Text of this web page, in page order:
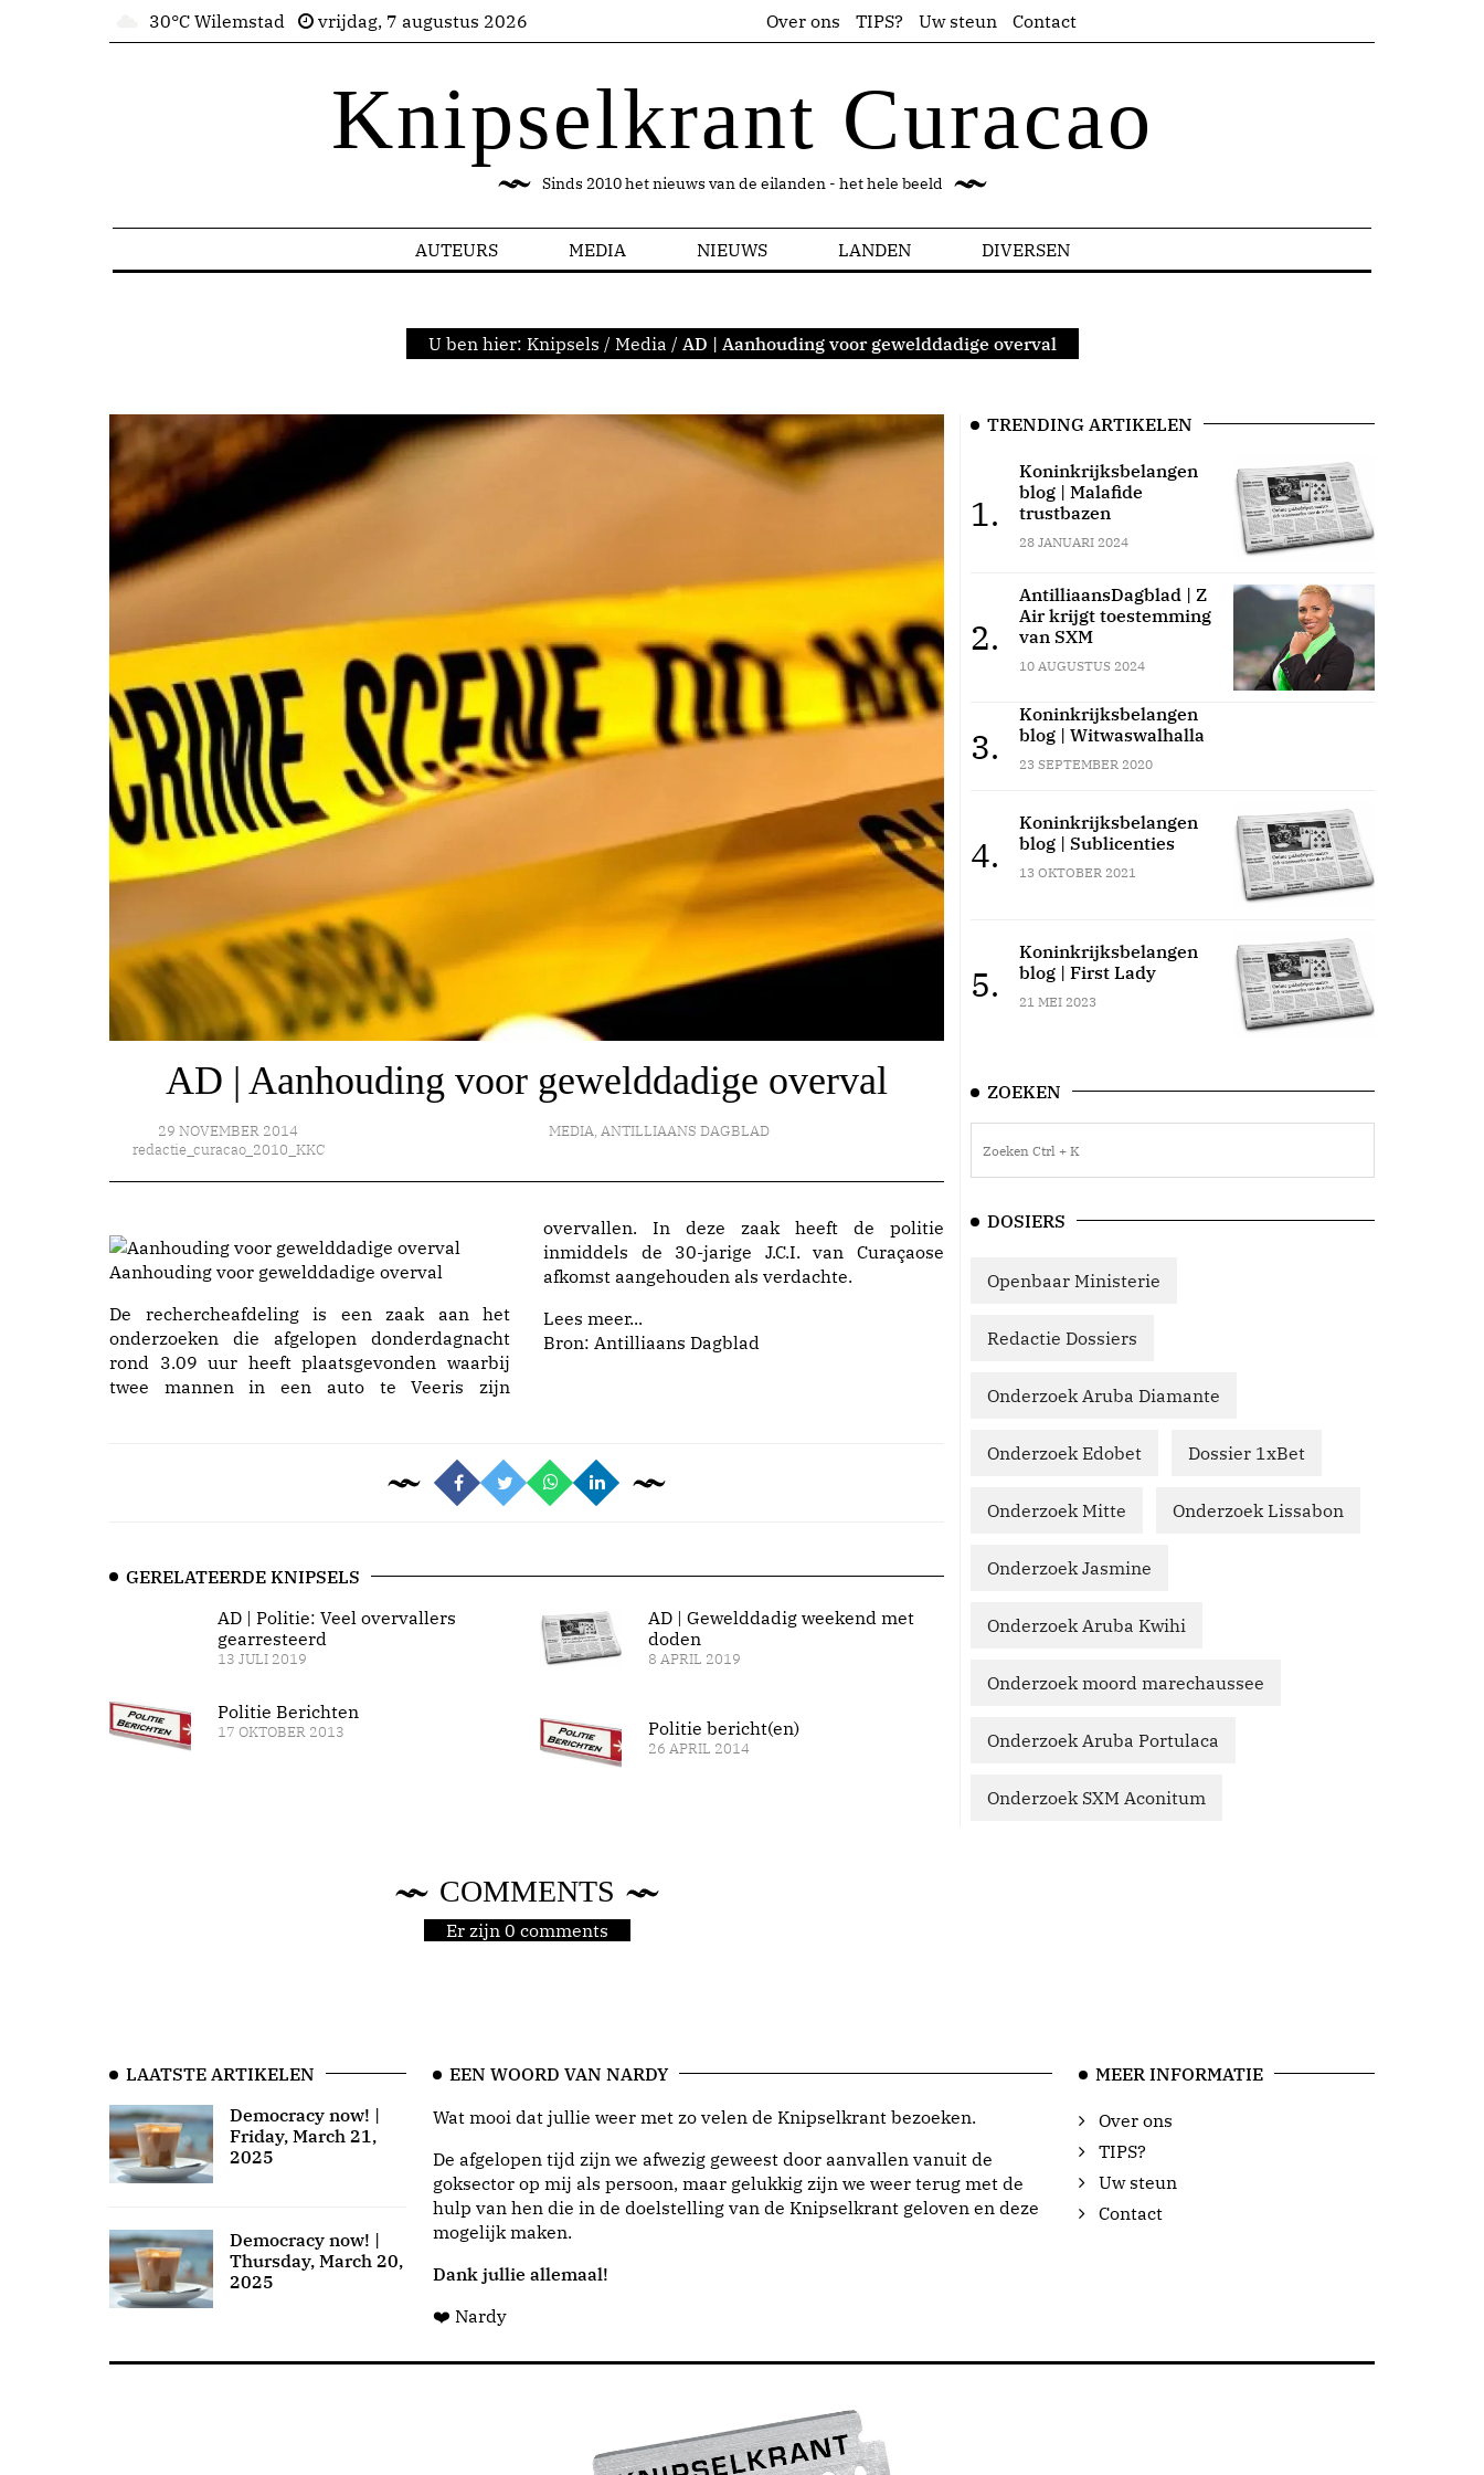
30°C Wilemstad vrijdag, 7 augustus 2026 Over ons TIPS? Uw steun Contact
Knipselkrant Curacao
Sinds 2010 het nieuws van de eilanden - het hele beeld
AUTEURS MEDIA NIEUWS LANDEN DIVERSEN
U ben hier: Knipsels / Media / AD | Aanhouding voor gewelddadige overval
AD | Aanhouding voor gewelddadige overval
29 NOVEMBER 2014
redactie_curacao_2010_KKC
MEDIA, ANTILLIAANS DAGBLAD
Aanhouding voor gewelddadige overval
De rechercheafdeling is een zaak aan het
onderzoeken die afgelopen donderdagnacht
rond 3.09 uur heeft plaatsgevonden waarbij
twee mannen in een auto te Veeris zijn
overvallen. In deze zaak heeft de politie
inmiddels de 30-jarige J.C.I. van Curaçaose
afkomst aangehouden als verdachte.
Lees meer...
Bron: Antilliaans Dagblad
GERELATEERDE KNIPSELS
AD | Politie: Veel overvallers
gearresteerd
13 JULI 2019
Politie Berichten
17 OKTOBER 2013
AD | Gewelddadig weekend met
doden
8 APRIL 2019
Politie bericht(en)
26 APRIL 2014
COMMENTS
Er zijn 0 comments
TRENDING ARTIKELEN
1.
Koninkrijksbelangen
blog | Malafide
trustbazen
28 JANUARI 2024
2.
AntilliaansDagblad | Z
Air krijgt toestemming
van SXM
10 AUGUSTUS 2024
3.
Koninkrijksbelangen
blog | Witwaswalhalla
23 SEPTEMBER 2020
4.
Koninkrijksbelangen
blog | Sublicenties
13 OKTOBER 2021
5.
Koninkrijksbelangen
blog | First Lady
21 MEI 2023
ZOEKEN
DOSIERS
Openbaar Ministerie
Redactie Dossiers
Onderzoek Aruba Diamante
Onderzoek Edobet Dossier 1xBet
Onderzoek Mitte Onderzoek Lissabon
Onderzoek Jasmine
Onderzoek Aruba Kwihi
Onderzoek moord marechaussee
Onderzoek Aruba Portulaca
Onderzoek SXM Aconitum
LAATSTE ARTIKELEN
Democracy now! |
Friday, March 21,
2025
Democracy now! |
Thursday, March 20,
2025
EEN WOORD VAN NARDY
Wat mooi dat jullie weer met zo velen de Knipselkrant bezoeken.
De afgelopen tijd zijn we afwezig geweest door aanvallen vanuit de
goksector op mij als persoon, maar gelukkig zijn we weer terug met de
hulp van hen die in de doelstelling van de Knipselkrant geloven en deze
mogelijk maken.
Dank jullie allemaal!
❤️ Nardy
MEER INFORMATIE
Over ons
TIPS?
Uw steun
Contact